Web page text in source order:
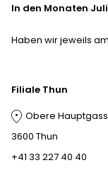
In den Monaten
Haben wir jeweils
Filiale Thun
Obere
3600 Thun
+41 33 227 40 40